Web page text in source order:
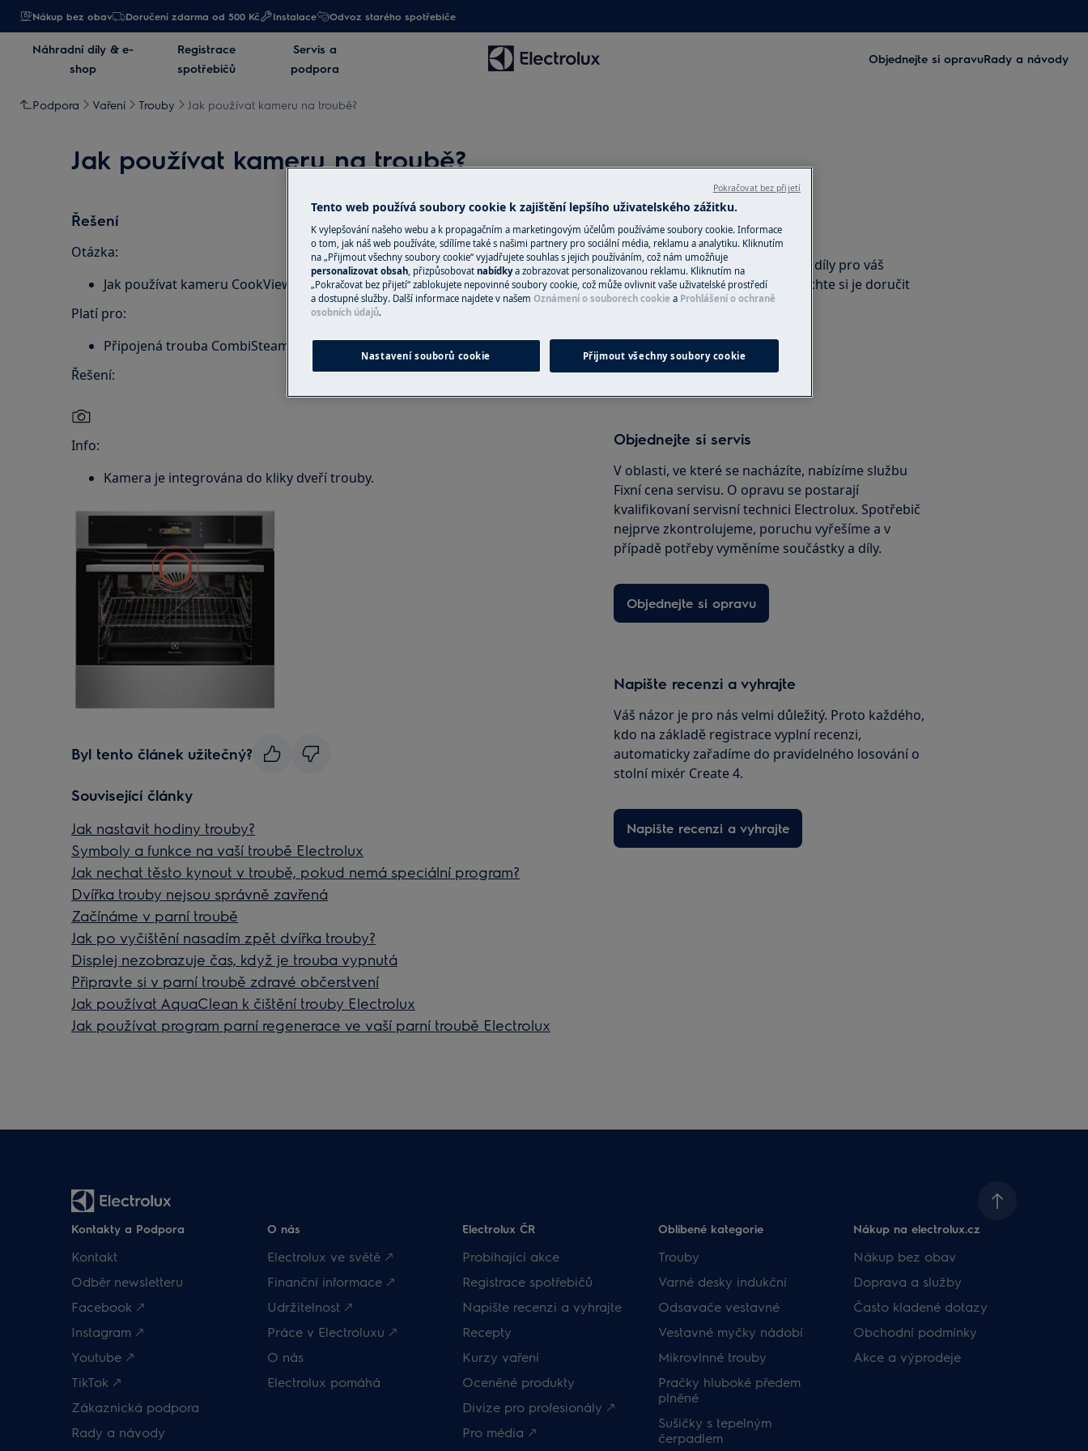
Nákup bez obav Doručení zdarma od 500 Kč Instalace Odvoz starého spotřebiče
Náhradní díly & e-
shop
Registrace
spotřebičů
Servis a
podpora
Objednejte si opravuRady a návody
Podpora Vaření Trouby Jak používat kameru na troubě?
Jak používat kameru na troubě?
Řešení
Otázka:
Jak používat kameru CookView®?
Platí pro:
Připojená trouba CombiSteam Pro Smart
Řešení:
Info:
Kamera je integrována do kliky dveří trouby.
Byl tento článek užitečný?
Související články
Jak nastavit hodiny trouby?
Symboly a funkce na vaší troubě Electrolux
Jak nechat těsto kynout v troubě, pokud nemá speciální program?
Dvířka trouby nejsou správně zavřená
Začínáme v parní troubě
Jak po vyčištění nasadím zpět dvířka trouby?
Displej nezobrazuje čas, když je trouba vypnutá
Připravte si v parní troubě zdravé občerstvení
Jak používat AquaClean k čištění trouby Electrolux
Jak používat program parní regenerace ve vaší parní troubě Electrolux
Náhradní díly a příslušenství
Vyhledejte si originální náhradní díly pro váš
spotřebič v našem e-shopu a nechte si je doručit
přímo domů.
Do internetového obchodu
Objednejte si servis
V oblasti, ve které se nacházíte, nabízíme službu
Fixní cena servisu. O opravu se postarají
kvalifikovaní servisní technici Electrolux. Spotřebič
nejprve zkontrolujeme, poruchu vyřešíme a v
případě potřeby vyměníme součástky a díly.
Objednejte si opravu
Napište recenzi a vyhrajte
Váš názor je pro nás velmi důležitý. Proto každého,
kdo na základě registrace vyplní recenzi,
automaticky zařadíme do pravidelného losování o
stolní mixér Create 4.
Napište recenzi a vyhrajte
Kontakty a Podpora
Kontakt
Odběr newsletteru
Facebook 🡕
Instagram 🡕
Youtube 🡕
TikTok 🡕
Zákaznická podpora
Rady a návody
O nás
Electrolux ve světě 🡕
Finanční informace 🡕
Udržitelnost 🡕
Práce v Electroluxu 🡕
O nás
Electrolux pomáhá
Electrolux ČR
Probíhající akce
Registrace spotřebičů
Napište recenzi a vyhrajte
Recepty
Kurzy vaření
Oceněné produkty
Divize pro profesionály 🡕
Pro média 🡕
Oblíbené kategorie
Trouby
Varné desky indukční
Odsavače vestavné
Vestavné myčky nádobí
Mikrovlnné trouby
Pračky hluboké předem
plněné
Sušičky s tepelným
čerpadlem
Nákup na electrolux.cz
Nákup bez obav
Doprava a služby
Často kladené dotazy
Obchodní podmínky
Akce a výprodeje
Tento web používá soubory cookie k zajištění lepšího uživatelského zážitku.
K vylepšování našeho webu a k propagačním a marketingovým účelům používáme soubory cookie. Informace
o tom, jak náš web používáte, sdílíme také s našimi partnery pro sociální média, reklamu a analytiku. Kliknutím
na „Přijmout všechny soubory cookie“ vyjadřujete souhlas s jejich používáním, což nám umožňuje
personalizovat obsah, přizpůsobovat nabídkya zobrazovat personalizovanou reklamu. Kliknutím na
„Pokračovat bez přijetí“ zablokujete nepovinné soubory cookie, což může ovlivnit vaše uživatelské prostředí
a dostupné služby. Další informace najdete v našem Oznámení o souborech cookie a Prohlášení o ochraně
osobních údajů.
Nastavení souborů cookie Přijmout všechny soubory cookie
Pokračovat bez přijetí